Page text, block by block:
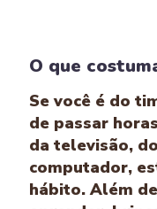
O que
Se você é do
de passar
da televisão,
computador,
hábito. Além